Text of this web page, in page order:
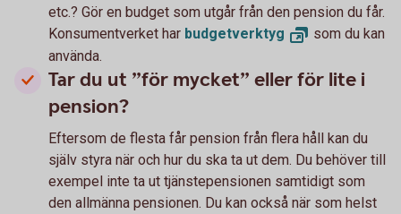
etc.? Gör en budget som utgår från den pension du får.
Konsumentverket har budgetverktyg
som du kan
använda.
Tar du ut ”för mycket” eller för lite i
pension?
Eftersom de flesta får pension från flera håll kan du
själv styra när och hur du ska ta ut dem. Du behöver till
exempel inte ta ut tjänstepensionen samtidigt som
den allmänna pensionen. Du kan också när som helst